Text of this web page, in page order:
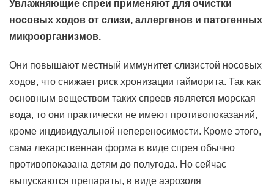
Увлажняющие спреи применяют для очистки
носовых ходов от слизи, аллергенов и патогенных
микроорганизмов.
Они повышают местный иммунитет слизистой носовых
ходов, что снижает риск хронизации гайморита. Так как
основным веществом таких спреев является морская
вода, то они практически не имеют противопоказаний,
кроме индивидуальной непереносимости. Кроме этого,
сама лекарственная форма в виде спрея обычно
противопоказана детям до полугода. Но сейчас
выпускаются препараты, в виде аэрозоля